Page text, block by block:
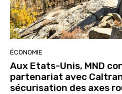
ÉCONOMIE
Aux Etats-Unis, MND
partenariat avec
sécurisation des axes